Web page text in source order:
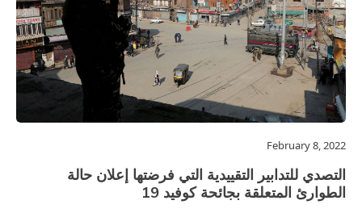
February 8, 2022
التصدي للتدابير التقييدية التي فرضتها إعلان حالة
الطوارئ المتعلقة بجائحة كوفيد 19